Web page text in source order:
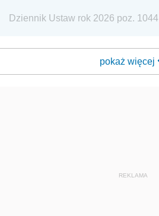
Dziennik Ustaw rok 2026 poz. 1044
pokaż więcej
REKLAMA